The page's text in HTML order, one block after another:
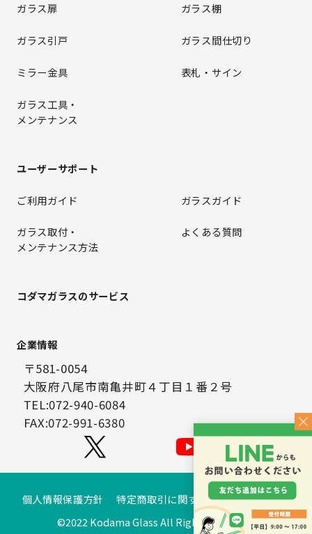
〒581-0054
大阪府八尾市南亀井町４丁目１番２号
TEL:072-940-6084
FAX:072-991-6380
ガラス扉 ガラス棚
ガラス引戸 ガラス間仕切り
ミラー金具 表札・サイン
ガラス工具・
メンテナンス
ユーザーサポート
ご利用ガイド ガラスガイド
ガラス取付・
メンテナンス方法
よくある質問
コダマガラスのサービス
企業情報
個人情報保護方針
特定商取引に関する法律に基づく表示
©2022 Kodama Glass All Rights Reserved.